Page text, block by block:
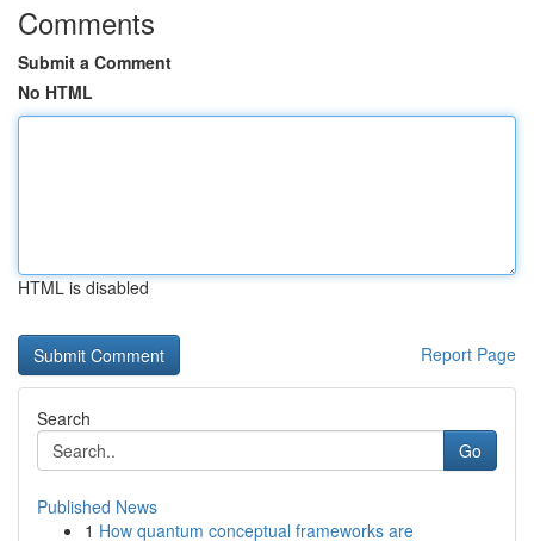
Comments
Submit a Comment
No HTML
HTML is disabled
Report Page
Search
Go
Published News
1 How quantum conceptual frameworks are